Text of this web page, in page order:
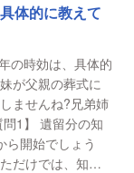
体的に教えて
の時効は、具体的
が父親の葬式に
ませんね?兄弟姉
ら開始でしょう
だけでは、知っ